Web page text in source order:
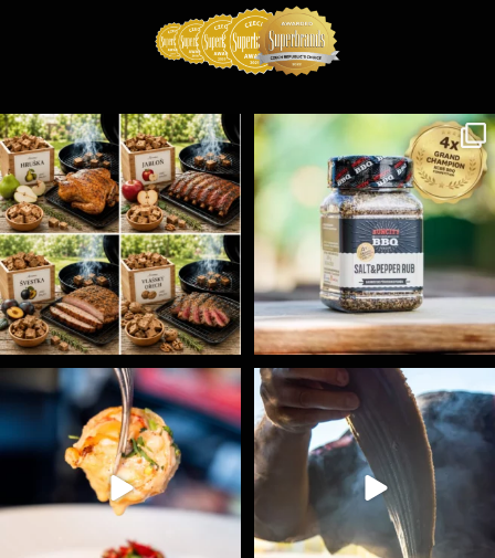
Udící špalíky - BORN TO SMOKE - různé druhy k...
1 0
Koření Suncity – autentická BBQ chuť u vás doma!...
1 0
Spoustu podobných triků, které vám usnadní nejenom ...
9 0
Ryba na grilu je opravdu rychlá, a stejně tak